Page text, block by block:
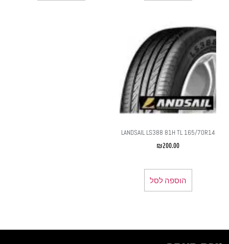
LANDSAIL LS388 81H TL 165/70R14
₪200.00
הוספה לסל